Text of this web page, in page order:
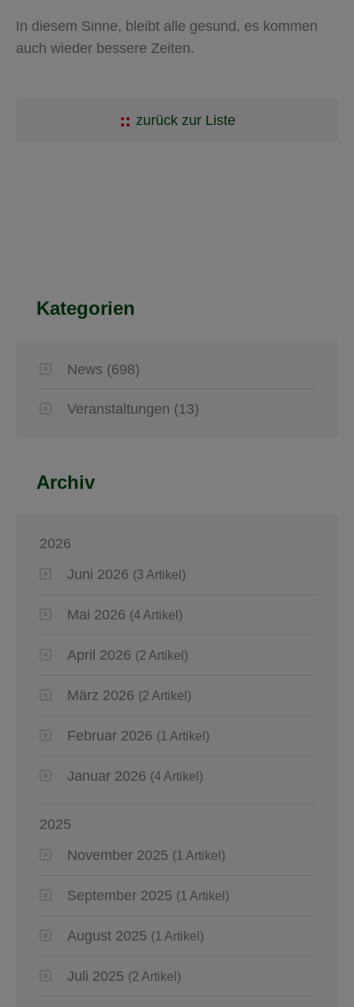
In diesem Sinne, bleibt alle gesund, es kommen
auch wieder bessere Zeiten.
zurück zur Liste
Kategorien
News (698)
Veranstaltungen (13)
Archiv
2026
Juni 2026 (3 Artikel)
Mai 2026 (4 Artikel)
April 2026 (2 Artikel)
März 2026 (2 Artikel)
Februar 2026 (1 Artikel)
Januar 2026 (4 Artikel)
2025
November 2025 (1 Artikel)
September 2025 (1 Artikel)
August 2025 (1 Artikel)
Juli 2025 (2 Artikel)